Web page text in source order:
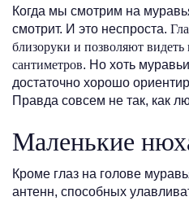
Когда мы смотрим на
смотрит. И это неспроста.
близоруки и позволяют видеть
сантиметров. Но хоть
достаточно хорошо
Правда совсем не так, как
Маленькие
Кроме глаз на голове
антенн, способных